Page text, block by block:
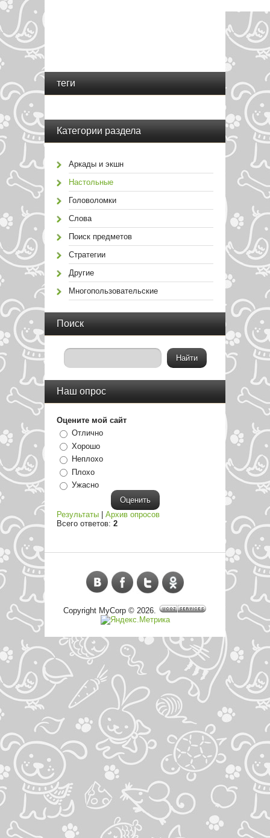
теги
Категории раздела
Аркады и экшн
Настольные
Головоломки
Слова
Поиск предметов
Стратегии
Другие
Многопользовательские
Поиск
Наш опрос
Оцените мой сайт
Отлично
Хорошо
Неплохо
Плохо
Ужасно
Результаты
Архив опросов
Всего ответов: 2
Copyright MyCorp © 2026